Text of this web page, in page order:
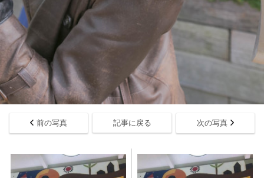
前の写真 記事に戻る 次の写真